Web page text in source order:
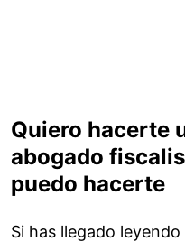
Quiero hacerte
abogado
puedo hacerte
Si has llegado